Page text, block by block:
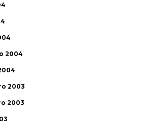
2004
2003
2003